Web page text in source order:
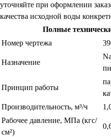
уточняйте при оформлении
качества исходной воды
Полные
Номер чертежа
Назначение
Принцип работы
Производительность, м³/ч
Рабочее давление, МПа (кгс/
см²)